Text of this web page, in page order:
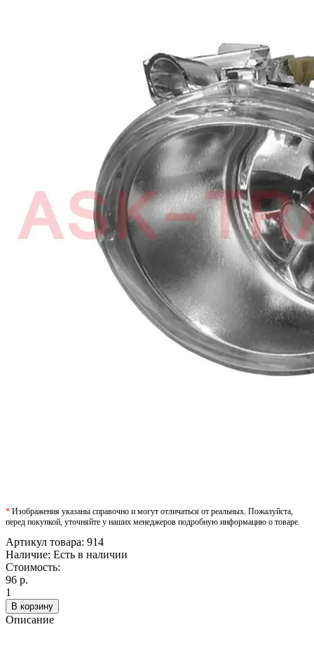
* Изображения указаны справочно и могут отличаться от реальных. Пожалуйста,
перед покупкой, уточняйте у наших менеджеров подробную информацию о товаре.
Артикул товара: 914
Наличие: Есть в наличии
Стоимость:
96 р.
1
В корзину
Описание